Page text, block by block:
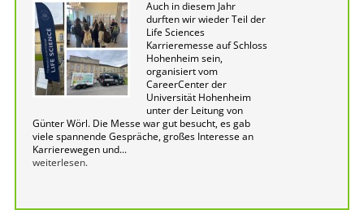
Auch in diesem Jahr
durften wir wieder Teil der
Life Sciences
Karrieremesse auf Schloss
Hohenheim sein,
organisiert vom
CareerCenter der
Universität Hohenheim
unter der Leitung von
Günter Wörl. Die Messe war gut besucht, es gab
viele spannende Gespräche, großes Interesse an
Karrierewegen und...
weiterlesen.